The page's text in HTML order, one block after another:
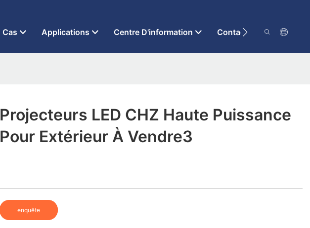
Cas Applications Centre D'information Contactez-Nous
Projecteurs LED CHZ Haute Puissance
Pour Extérieur À Vendre3
enquête